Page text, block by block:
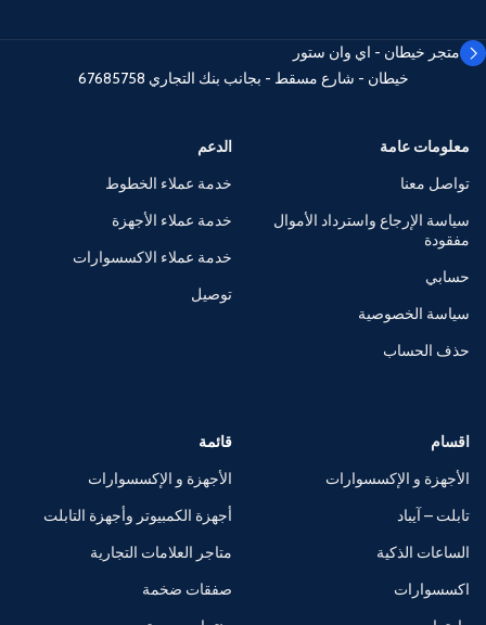
متجر خيطان - اي وان ستور
خيطان - شارع مسقط - بجانب بنك التجاري 67685758
معلومات عامة
تواصل معنا
سياسة الإرجاع واسترداد الأموال
مفقودة
حسابي
سياسة الخصوصية
حذف الحساب
الدعم
خدمة عملاء الخطوط
خدمة عملاء الأجهزة
خدمة عملاء الاكسسوارات
توصيل
اقسام
الأجهزة و الإكسسوارات
تابلت – آيباد
الساعات الذكية
اكسسوارات
قائمة
الأجهزة و الإكسسوارات
أجهزة الكمبيوتر وأجهزة التابلت
متاجر العلامات التجارية
صفقات ضخمة